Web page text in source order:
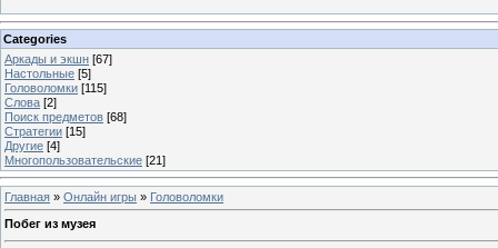
Categories
Аркады и экшн [67]
Настольные [5]
Головоломки [115]
Слова [2]
Поиск предметов [68]
Стратегии [15]
Другие [4]
Многопользовательские [21]
Главная » Онлайн игры » Головоломки
Побег из музея